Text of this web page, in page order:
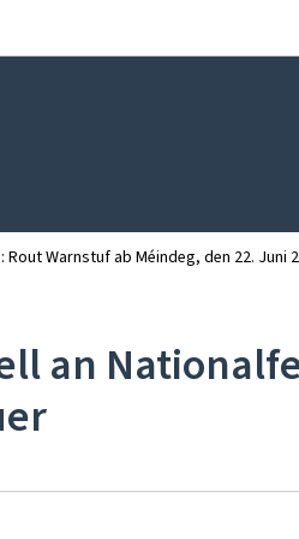
Warnstuf ab Méindeg, den 22. Juni
an